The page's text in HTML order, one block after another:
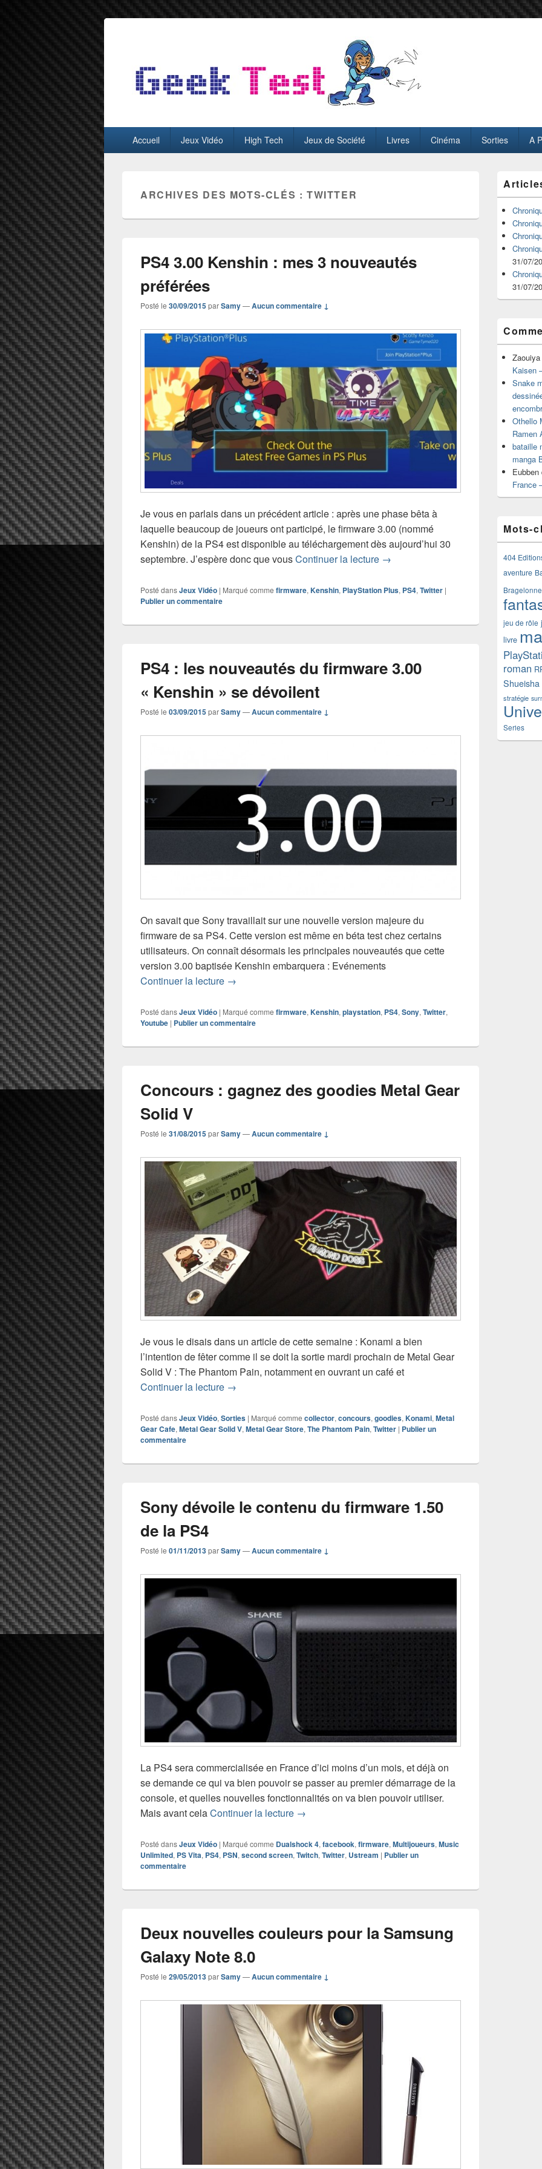
GeekTest
principalAccueil Jeux Vidéo High Tech Jeux de Société Livres Cinéma Sorties A
ARCHIVES DES MOTS-CLÉS :TWITTER
PS4 3.00 Kenshin : mes 3 nouveautés
préférées
Posté le 30/09/2015parSamy—Aucun commentaire ↓
Je vous en parlais dans un précédent article : après une phase bêta à
laquelle beaucoup de joueurs ont participé, le firmware 3.00 (nommé
Kenshin) de la PS4 est disponible au téléchargement dès aujourd’hui 30
septembre. J’espère donc que vousContinuer la lecture PS4 3.00 Kenshin : mes 3
→
Posté dansJeux Vidéo | Marqué comme firmware, Kenshin, PlayStation Plus, PS4, Twitter |
Publier un commentaire
PS4 : les nouveautés du firmware 3.00
« Kenshin » se dévoilent
Posté le 03/09/2015parSamy—Aucun commentaire ↓
On savait que Sony travaillait sur une nouvelle version majeure du
firmware de sa PS4. Cette version est même en béta test chez certains
utilisateurs. On connaît désormais les principales nouveautés que cette
version 3.00 baptisée Kenshin embarquera : Evénements
Continuer la lecture PS4 : les nouveautés du firmware 3.00 « Kenshin » se dévoilent
→
Posté dansJeux Vidéo | Marqué comme firmware, Kenshin, playstation, PS4, Sony, Twitter,
Youtube | Publier un commentaire
Concours : gagnez des goodies Metal Gear
Solid V
Posté le 31/08/2015parSamy—Aucun commentaire ↓
Je vous le disais dans un article de cette semaine : Konami a bien
l’intention de fêter comme il se doit la sortie mardi prochain de Metal Gear
Solid V : The Phantom Pain, notamment en ouvrant un café et
Continuer la lecture Concours : gagnez des goodies Metal Gear Solid V
→
Posté dansJeux Vidéo, Sorties | Marqué comme collector, concours, goodies, Konami, Metal
Gear Cafe, Metal Gear Solid V, Metal Gear Store, The Phantom Pain, Twitter | Publier un
commentaire
Sony dévoile le contenu du firmware 1.50
de la PS4
Posté le 01/11/2013parSamy—Aucun commentaire ↓
La PS4 sera commercialisée en France d’ici moins d’un mois, et déjà on
se demande ce qui va bien pouvoir se passer au premier démarrage de la
console, et quelles nouvelles fonctionnalités on va bien pouvoir utiliser.
Mais avant celaContinuer la lecture Sony dévoile le contenu du firmware 1.50 de la PS4
→
Posté dansJeux Vidéo | Marqué comme Dualshock 4, facebook, firmware, Multijoueurs, Music
Unlimited, PS Vita, PS4, PSN, second screen, Twitch, Twitter, Ustream | Publier un
commentaire
Deux nouvelles couleurs pour la Samsung
Galaxy Note 8.0
Posté le 29/05/2013parSamy—Aucun commentaire ↓
principale
de
widget
pour
barre
latérale
31/07/
31/07/
Zaouiya
Kaisen
Snake
Othello
Ramen
bataille
manga
Eubben
France
Mots-
404
aventure
Bragelonne
jeu de rôle
livre
roman
Shueisha
stratégie
Series